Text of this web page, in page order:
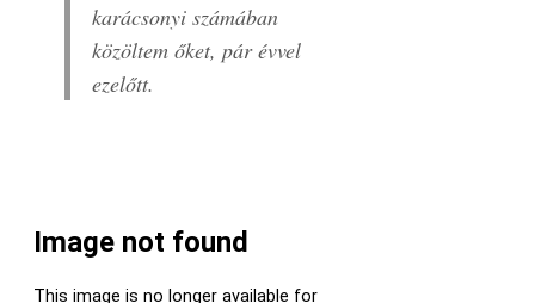
karácsonyi számában
közöltem őket, pár évvel
ezelőtt.